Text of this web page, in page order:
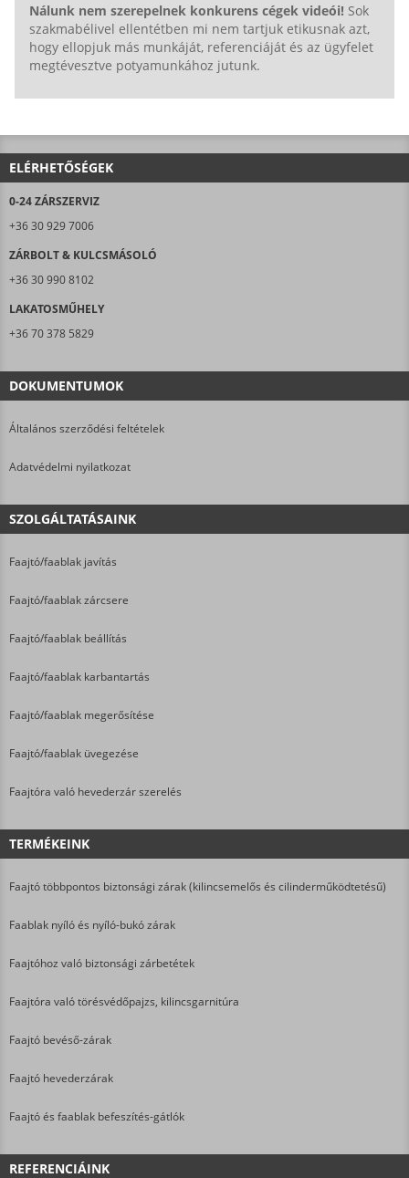
Nálunk nem szerepelnek konkurens cégek videói! Sok
szakmabélivel ellentétben mi nem tartjuk etikusnak azt,
hogy ellopjuk más munkáját, referenciáját és az ügyfelet
megtévesztve potyamunkához jutunk.
ELÉRHETŐSÉGEK
0-24 ZÁRSZERVIZ
+36 30 929 7006
ZÁRBOLT & KULCSMÁSOLÓ
+36 30 990 8102
LAKATOSMŰHELY
+36 70 378 5829
DOKUMENTUMOK
Általános szerződési feltételek
Adatvédelmi nyilatkozat
SZOLGÁLTATÁSAINK
Faajtó/faablak javítás
Faajtó/faablak zárcsere
Faajtó/faablak beállítás
Faajtó/faablak karbantartás
Faajtó/faablak megerősítése
Faajtó/faablak üvegezése
Faajtóra való hevederzár szerelés
TERMÉKEINK
Faajtó többpontos biztonsági zárak (kilincsemelős és cilinderműködtetésű)
Faablak nyíló és nyíló-bukó zárak
Faajtóhoz való biztonsági zárbetétek
Faajtóra való törésvédőpajzs, kilincsgarnitúra
Faajtó bevéső-zárak
Faajtó hevederzárak
Faajtó és faablak befeszítés-gátlók
REFERENCIÁINK